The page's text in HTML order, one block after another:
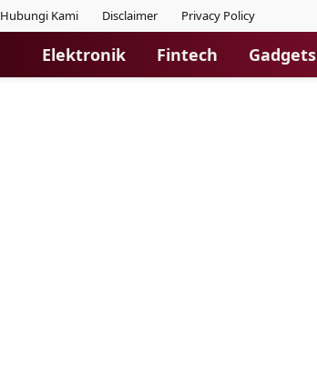
Hubungi Kami Disclaimer Privacy Policy
Elektronik Fintech Gadgets